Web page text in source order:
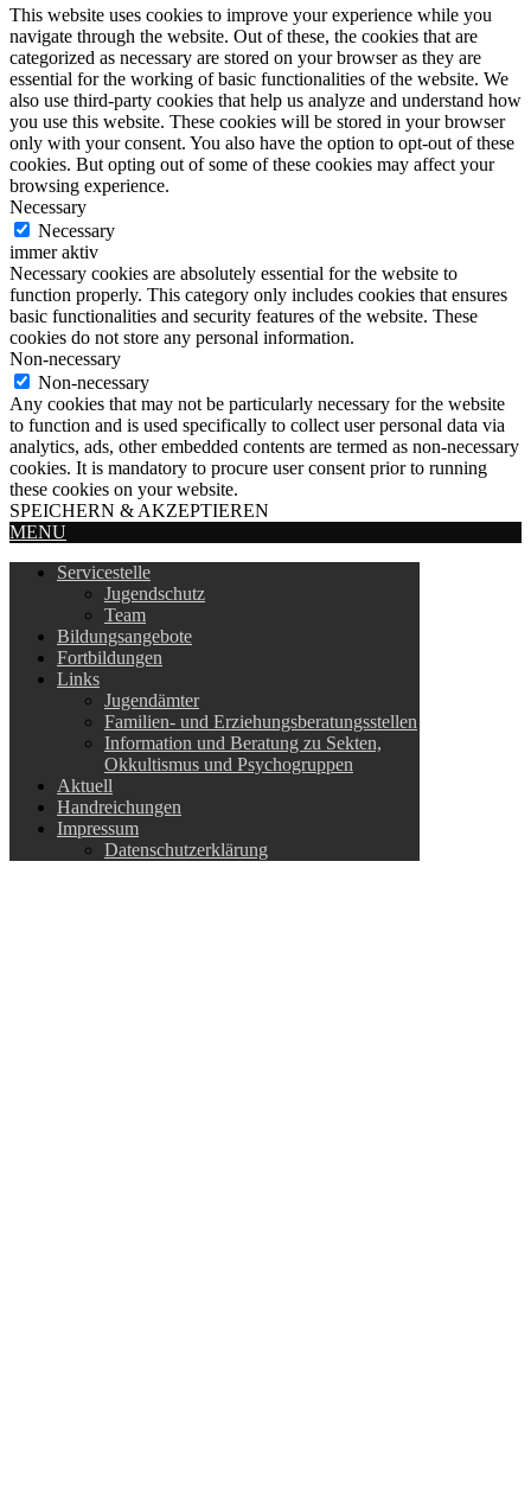
This website uses cookies to improve your experience while you
navigate through the website. Out of these, the cookies that are
categorized as necessary are stored on your browser as they are
essential for the working of basic functionalities of the website. We
also use third-party cookies that help us analyze and understand how
you use this website. These cookies will be stored in your browser
only with your consent. You also have the option to opt-out of these
cookies. But opting out of some of these cookies may affect your
browsing experience.
Necessary
Necessary
immer aktiv
Necessary cookies are absolutely essential for the website to
function properly. This category only includes cookies that ensures
basic functionalities and security features of the website. These
cookies do not store any personal information.
Non-necessary
Non-necessary
Any cookies that may not be particularly necessary for the website
to function and is used specifically to collect user personal data via
analytics, ads, other embedded contents are termed as non-necessary
cookies. It is mandatory to procure user consent prior to running
these cookies on your website.
SPEICHERN & AKZEPTIEREN
MENU
Servicestelle
Jugendschutz
Team
Bildungsangebote
Fortbildungen
Links
Jugendämter
Familien- und Erziehungsberatungsstellen
Information und Beratung zu Sekten,
Okkultismus und Psychogruppen
Aktuell
Handreichungen
Impressum
Datenschutzerklärung